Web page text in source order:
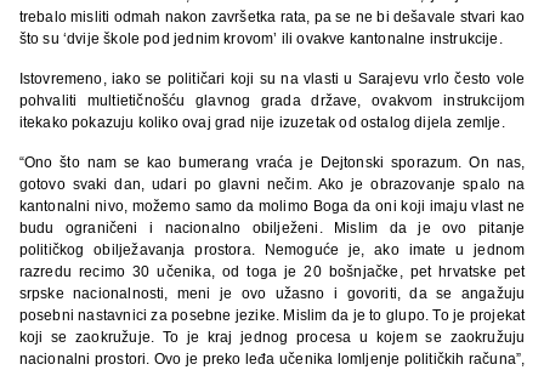
trebalo misliti odmah nakon završetka rata, pa se ne bi dešavale stvari kao
što su ‘dvije škole pod jednim krovom’ ili ovakve kantonalne instrukcije.
Istovremeno, iako se političari koji su na vlasti u Sarajevu vrlo često vole
pohvaliti multietičnošću glavnog grada države, ovakvom instrukcijom
itekako pokazuju koliko ovaj grad nije izuzetak od ostalog dijela zemlje.
“Ono što nam se kao bumerang vraća je Dejtonski sporazum. On nas,
gotovo svaki dan, udari po glavni nečim. Ako je obrazovanje spalo na
kantonalni nivo, možemo samo da molimo Boga da oni koji imaju vlast ne
budu ograničeni i nacionalno obilježeni. Mislim da je ovo pitanje
političkog obilježavanja prostora. Nemoguće je, ako imate u jednom
razredu recimo 30 učenika, od toga je 20 bošnjačke, pet hrvatske pet
srpske nacionalnosti, meni je ovo užasno i govoriti, da se angažuju
posebni nastavnici za posebne jezike. Mislim da je to glupo. To je projekat
koji se zaokružuje. To je kraj jednog procesa u kojem se zaokružuju
nacionalni prostori. Ovo je preko leđa učenika lomljenje političkih računa”,